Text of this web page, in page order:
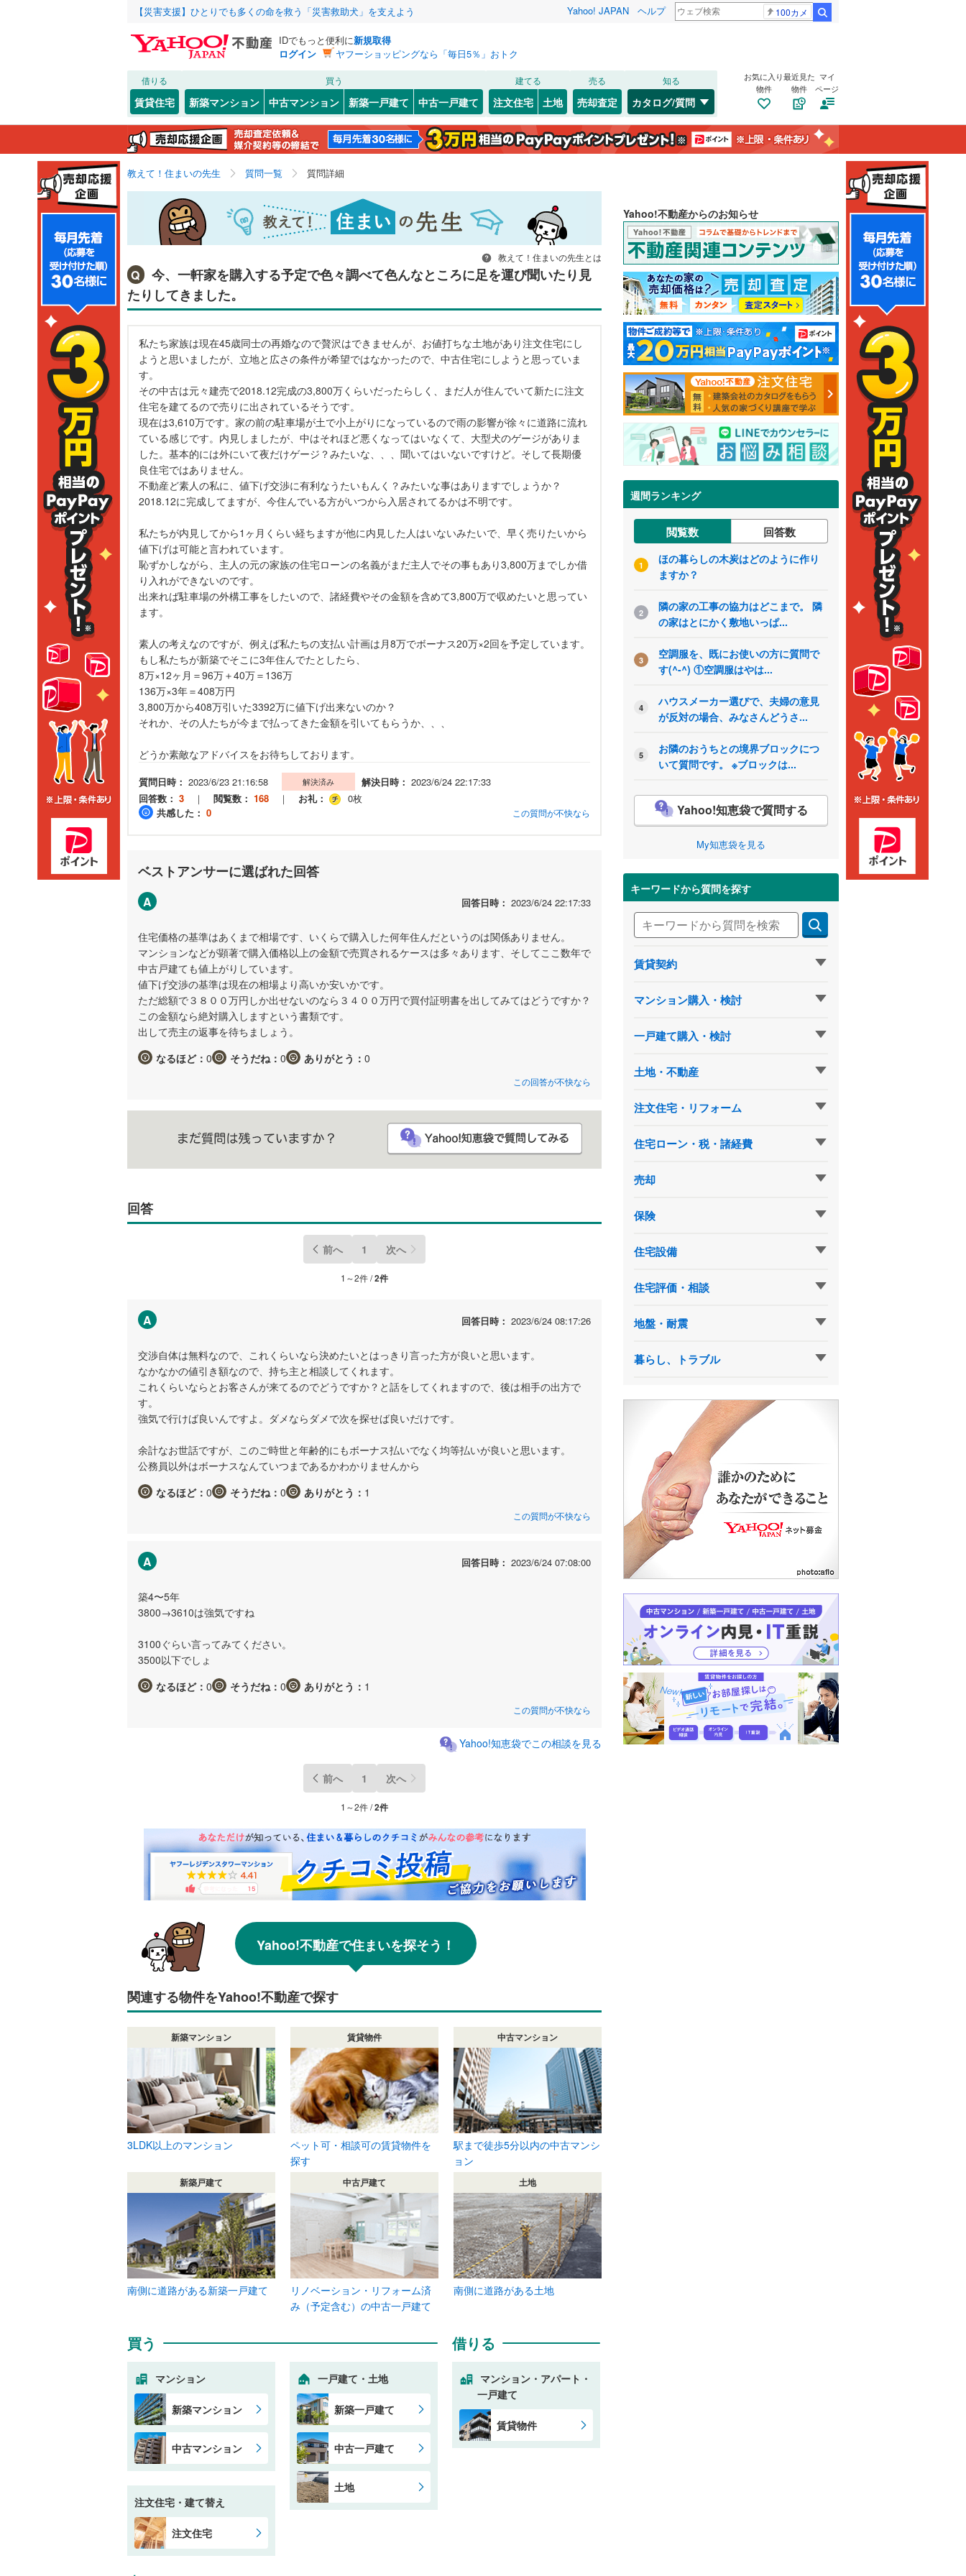
【災害支援】ひとりでも多くの命を救う「災害救助犬」を支えよう Yahoo! JAPAN ヘルプ 100カメ
IDでもっと便利に新規取得
ログイン
ヤフーショッピングなら「毎日5％」おトク
借りる
賃貸住宅
買う
新築マンション 中古マンション 新築一戸建て 中古一戸建て
建てる
注文住宅 土地
売る
売却査定
知る
カタログ/質問
お気に入り
物件
最近見た
物件
マイ
ページ
教えて！住まいの先生 質問一覧 質問詳細
教えて！住まいの先生とは
Q
今、一軒家を購入する予定で色々調べて色んなところに足を運び聞いたり見
たりしてきました。
私たち家族は現在45歳同士の再婚なので贅沢はできませんが、お値打ちな土地があり注文住宅にし
ようと思いましたが、立地と広さの条件が希望ではなかったので、中古住宅にしようと思っていま
す。
その中古は元々建売で2018.12完成の3,800万くらいだったらしく、まだ人が住んでいて新たに注文
住宅を建てるので売りに出されているそうです。
現在は3,610万です。家の前の駐車場が土で小上がりになっているので雨の影響が徐々に道路に流れ
ている感じです。内見しましたが、中はそれほど悪くなってはいなくて、大型犬のゲージがありま
した。基本的には外にいて夜だけゲージ？みたいな、、、聞いてはいないですけど。そして長期優
良住宅ではありません。
不動産ど素人の私に、値下げ交渉に有利なうたいもんく？みたいな事はありますでしょうか？
2018.12に完成してますが、今住んでいる方がいつから入居されてるかは不明です。
私たちが内見してから1ヶ月くらい経ちますが他に内見した人はいないみたいで、早く売りたいから
値下げは可能と言われています。
恥ずかしながら、主人の元の家族の住宅ローンの名義がまだ主人でその事もあり3,800万までしか借
り入れができないのです。
出来れば駐車場の外構工事をしたいので、諸経費やその金額を含めて3,800万で収めたいと思ってい
ます。
素人の考えなのですが、例えば私たちの支払い計画は月8万でボーナス20万×2回を予定しています。
もし私たちが新築でそこに3年住んでたとしたら、
8万×12ヶ月＝96万＋40万＝136万
136万×3年＝408万円
3,800万から408万引いた3392万に値下げ出来ないのか？
それか、その人たちが今まで払ってきた金額を引いてもらうか、、、
どうか素敵なアドバイスをお待ちしております。
質問日時： 2023/6/23 21:16:58 解決済み 解決日時： 2023/6/24 22:17:33
回答数： 3 ｜ 閲覧数： 168 ｜ お礼：
0枚
共感した： 0 この質問が不快なら
ベストアンサーに選ばれた回答
A 回答日時： 2023/6/24 22:17:33
住宅価格の基準はあくまで相場です、いくらで購入した何年住んだというのは関係ありません。
マンションなどが顕著で購入価格以上の金額で売買されるケースは多々あります、そしてここ数年で
中古戸建ても値上がりしています。
値下げ交渉の基準は現在の相場より高いか安いかです。
ただ総額で３８００万円しか出せないのなら３４００万円で買付証明書を出してみてはどうですか？
この金額なら絶対購入しますという書類です。
出して売主の返事を待ちましょう。
なるほど： 0 そうだね： 0 ありがとう： 0
この回答が不快なら
回答
前へ 1 次へ
1～2件 /2件
A 回答日時： 2023/6/24 08:17:26
交渉自体は無料なので、これくらいなら決めたいとはっきり言った方が良いと思います。
なかなかの値引き額なので、持ち主と相談してくれます。
これくらいならとお客さんが来てるのでどうですか？と話をしてくれますので、後は相手の出方で
す。
強気で行けば良いんですよ。ダメならダメで次を探せば良いだけです。
余計なお世話ですが、このご時世と年齢的にもボーナス払いでなく均等払いが良いと思います。
公務員以外はボーナスなんていつまであるかわかりませんから
なるほど： 0 そうだね： 0 ありがとう： 1
この質問が不快なら
A 回答日時： 2023/6/24 07:08:00
築4〜5年
3800→3610は強気ですね
3100ぐらい言ってみてください。
3500以下でしょ
なるほど： 0 そうだね： 0 ありがとう： 1
この質問が不快なら
Yahoo!知恵袋でこの相談を見る
前へ 1 次へ
1～2件 /2件
Yahoo!不動産で住まいを探そう！
関連する物件をYahoo!不動産で探す
新築マンション
3LDK以上のマンション
賃貸物件
ペット可・相談可の賃貸物件を
探す
中古マンション
駅まで徒歩5分以内の中古マンシ
ョン
新築戸建て
南側に道路がある新築一戸建て
中古戸建て
リノベーション・リフォーム済
み（予定含む）の中古一戸建て
土地
南側に道路がある土地
買う
マンション
新築マンション
中古マンション
注文住宅・建て替え
注文住宅
一戸建て・土地
新築一戸建て
中古一戸建て
土地
借りる
マンション・アパート・
一戸建て
賃貸物件
Yahoo!不動産からのお知らせ
週間ランキング
閲覧数 回答数
1
ほの暮らしの木炭はどのように作り
ますか？
2
隣の家の工事の協力はどこまで。 隣
の家はとにかく敷地いっぱ...
3
空調服を、既にお使いの方に質問で
す(^-^) ①空調服はやは...
4
ハウスメーカー選びで、夫婦の意見
が反対の場合、みなさんどうさ...
5
お隣のおうちとの境界ブロックにつ
いて質問です。 ※ブロックは...
Yahoo!知恵袋で質問する
My知恵袋を見る
キーワードから質問を探す
賃貸契約
マンション購入・検討
一戸建て購入・検討
土地・不動産
注文住宅・リフォーム
住宅ローン・税・諸経費
売却
保険
住宅設備
住宅評価・相談
地盤・耐震
暮らし、トラブル